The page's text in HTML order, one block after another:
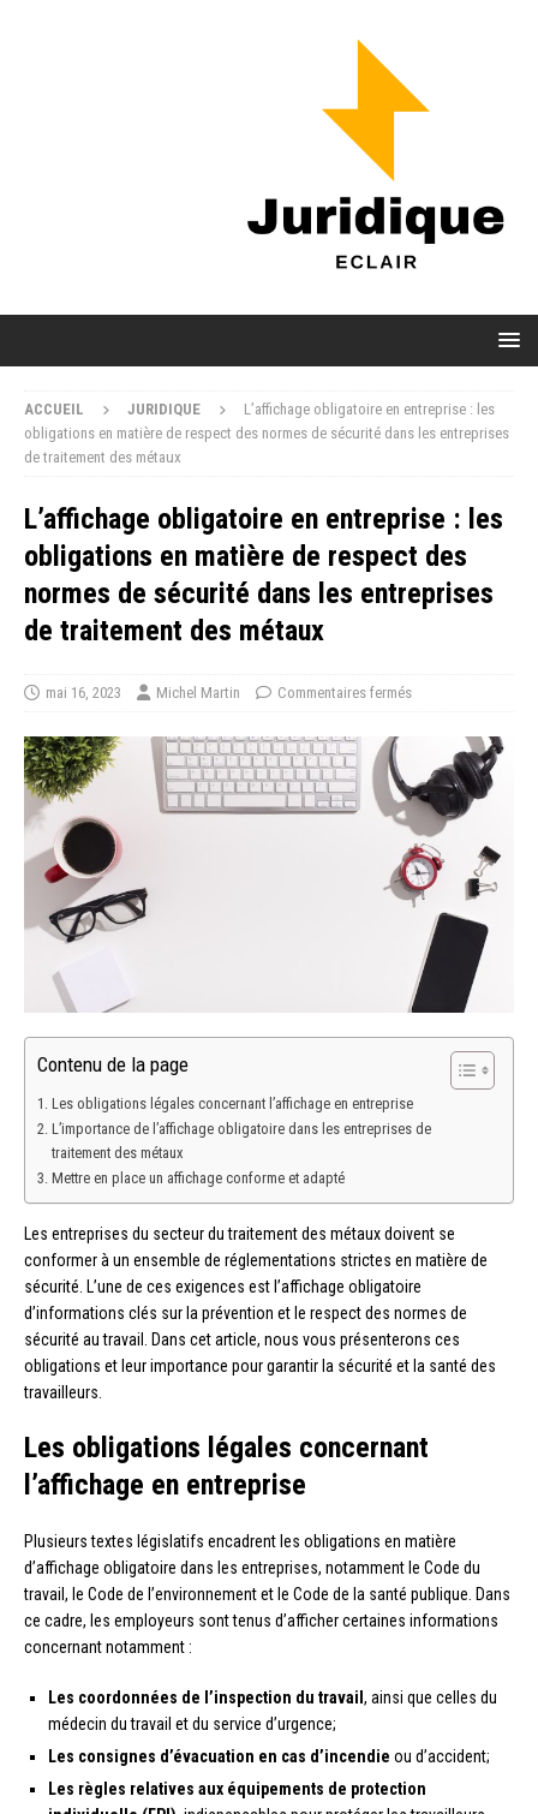
ACCUEIL JURIDIQUE
L’affichage obligatoire en entreprise : les
obligations en matière de respect des normes de sécurité dans les entreprises
de traitement des métaux
L’affichage obligatoire en entreprise : les
obligations en matière de respect des
normes de sécurité dans les entreprises
de traitement des métaux
mai 16, 2023 Michel Martin Commentaires fermés
Contenu de la page
Les obligations légales concernant l’affichage en entreprise
L’importance de l’affichage obligatoire dans les entreprises de
traitement des métaux
Mettre en place un affichage conforme et adapté
Les entreprises du secteur du traitement des métaux doivent se
conformer à un ensemble de réglementations strictes en matière de
sécurité. L’une de ces exigences est l’affichage obligatoire
d’informations clés sur la prévention et le respect des normes de
sécurité au travail. Dans cet article, nous vous présenterons ces
obligations et leur importance pour garantir la sécurité et la santé des
travailleurs.
Les obligations légales concernant
l’affichage en entreprise
Plusieurs textes législatifs encadrent les obligations en matière
d’affichage obligatoire dans les entreprises, notamment le Code du
travail, le Code de l’environnement et le Code de la santé publique. Dans
ce cadre, les employeurs sont tenus d’afficher certaines informations
concernant notamment :
Les coordonnées de l’inspection du travail, ainsi que celles du
médecin du travail et du service d’urgence;
Les consignes d’évacuation en cas d’incendie ou d’accident;
Les règles relatives aux équipements de protection